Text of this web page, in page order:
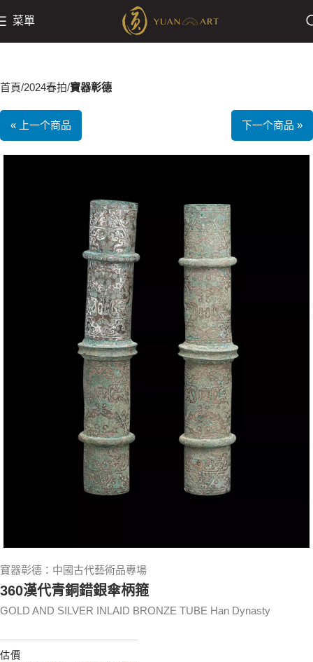
菜單
首頁 2024春拍 寶器彰德
« 上一个商品 下一个商品 »
寶器彰德：中國古代藝術品專場
360漢代青銅錯銀傘柄箍
GOLD AND SILVER INLAID BRONZE TUBE Han Dynasty
估價